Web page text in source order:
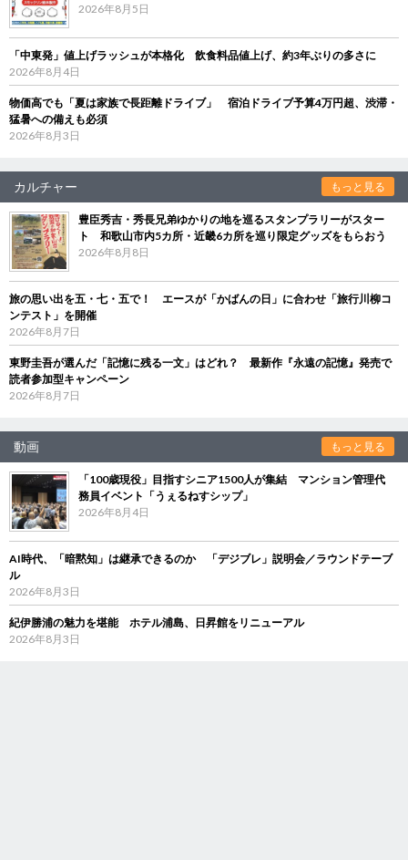
2026年8月5日
「中東発」値上げラッシュが本格化 飲食料品値上げ、約3年ぶりの多さに
2026年8月4日
物価高でも「夏は家族で長距離ドライブ」 宿泊ドライブ予算4万円超、渋滞・
猛暑への備えも必須
2026年8月3日
カルチャー もっと見る
豊臣秀吉・秀長兄弟ゆかりの地を巡るスタンプラリーがスター
ト 和歌山市内5カ所・近畿6カ所を巡り限定グッズをもらおう
2026年8月8日
旅の思い出を五・七・五で！ エースが「かばんの日」に合わせ「旅行川柳コ
ンテスト」を開催
2026年8月7日
東野圭吾が選んだ「記憶に残る一文」はどれ？ 最新作『永遠の記憶』発売で
読者参加型キャンペーン
2026年8月7日
動画 もっと見る
「100歳現役」目指すシニア1500人が集結 マンション管理代
務員イベント「うぇるねすシップ」
2026年8月4日
AI時代、「暗黙知」は継承できるのか 「デジブレ」説明会／ラウンドテーブ
ル
2026年8月3日
紀伊勝浦の魅力を堪能 ホテル浦島、日昇館をリニューアル
2026年8月3日